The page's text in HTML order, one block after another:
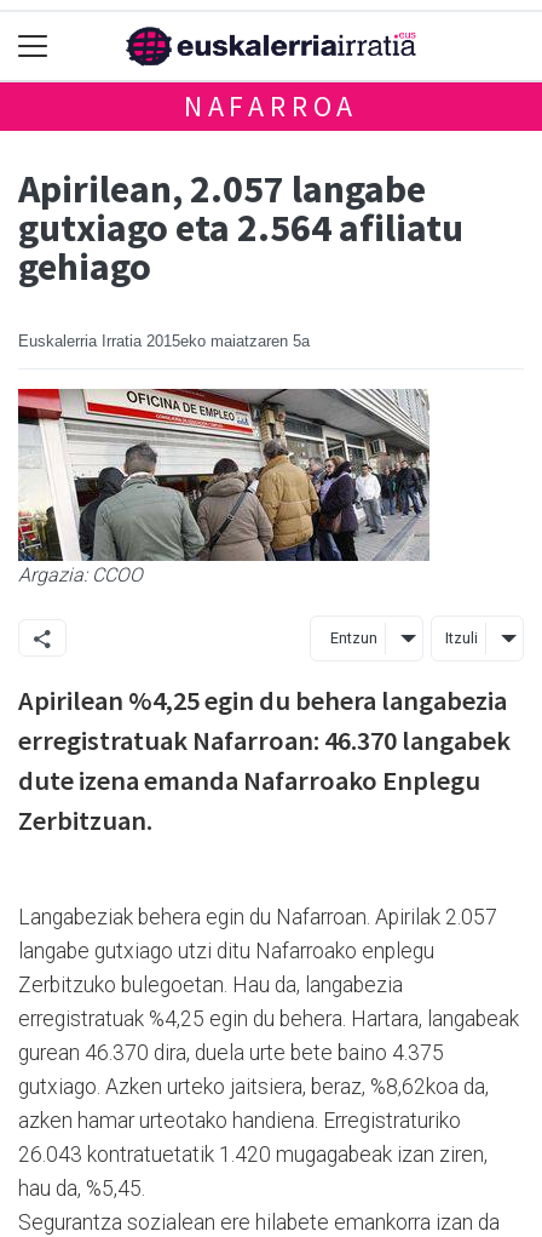
NAFARROA
Apirilean, 2.057 langabe
gutxiago eta 2.564 afiliatu
gehiago
Euskalerria Irratia 2015eko maiatzaren 5a
Argazia: CCOO
Entzun Itzuli
Apirilean %4,25 egin du behera langabezia
erregistratuak Nafarroan: 46.370 langabek
dute izena emanda Nafarroako Enplegu
Zerbitzuan.
Langabeziak behera egin du Nafarroan. Apirilak 2.057
langabe gutxiago utzi ditu Nafarroako enplegu
Zerbitzuko bulegoetan. Hau da, langabezia
erregistratuak %4,25 egin du behera. Hartara, langabeak
gurean 46.370 dira, duela urte bete baino 4.375
gutxiago. Azken urteko jaitsiera, beraz, %8,62koa da,
azken hamar urteotako handiena. Erregistraturiko
26.043 kontratuetatik 1.420 mugagabeak izan ziren,
hau da, %5,45.
Segurantza sozialean ere hilabete emankorra izan da